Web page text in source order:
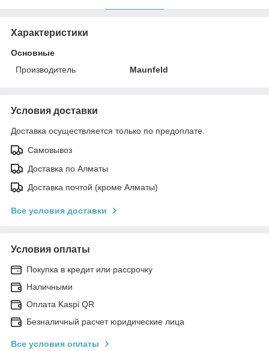
Характеристики
Основные
Производитель
Maunfeld
Условия доставки
Доставка осуществляется только по предоплате.
Самовывоз
Доставка по Алматы
Доставка почтой (кроме Алматы)
Все условия доставки
Условия оплаты
Покупка в кредит или рассрочку
Наличными
Оплата Kaspi QR
Безналичный расчет юридические лица
Все условия оплаты